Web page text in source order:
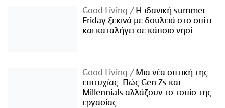
Good Living
Η ιδανική summer
Friday ξεκινά με δουλειά στο σπίτι
και καταλήγει σε κάποιο νησί
Good Living
Μια νέα οπτική της
επιτυχίας: Πώς Gen Zs και
Millennials αλλάζουν το τοπίο της
εργασίας